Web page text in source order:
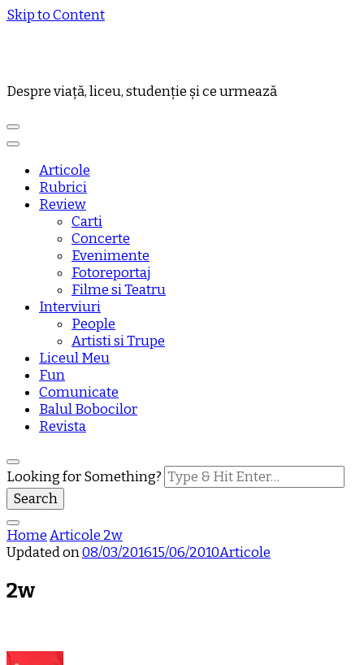
Skip to Content
Despre viață, liceu, studenție și ce urmează
Articole
Rubrici
Review
Carti
Concerte
Evenimente
Fotoreportaj
Filme si Teatru
Interviuri
People
Artisti si Trupe
Liceul Meu
Fun
Comunicate
Balul Bobocilor
Revista
Looking for Something?
HomeArticole 2w
Updated on08/03/201615/06/2010Articole
2w